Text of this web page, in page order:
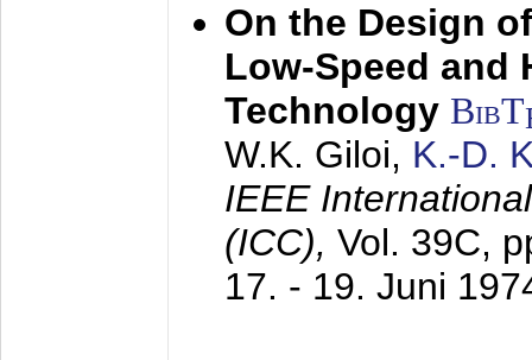
On the Design
Low-Speed and
Technology BibT
W.K. Giloi, K.-D.
IEEE
(ICC), Vol. 39C,
17. - 19. Juni